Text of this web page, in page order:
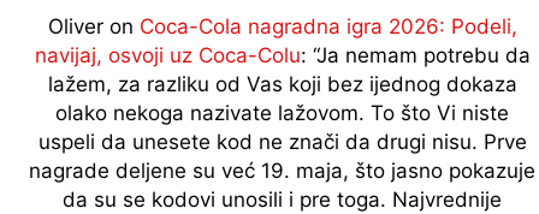
Oliveron Coca-Cola nagradna igra 2026: Podeli,
navijaj, osvoji uz Coca-Colu: “Ja nemam potrebu da
lažem, za razliku od Vas koji bez ijednog dokaza
olako nekoga nazivate lažovom. To što Vi niste
uspeli da unesete kod ne znači da drugi nisu. Prve
nagrade deljene su već 19. maja, što jasno pokazuje
da su se kodovi unosili i pre toga. Najvrednije